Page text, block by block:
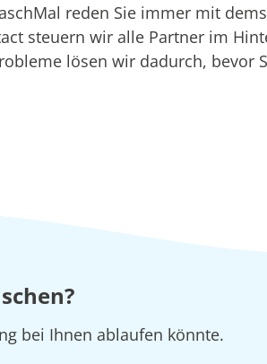
reden Sie immer mit
steuern wir alle Partner im
lösen wir dadurch, bevor
bei Ihnen ablaufen könnte.